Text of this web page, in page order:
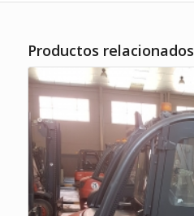
Productos relacionados